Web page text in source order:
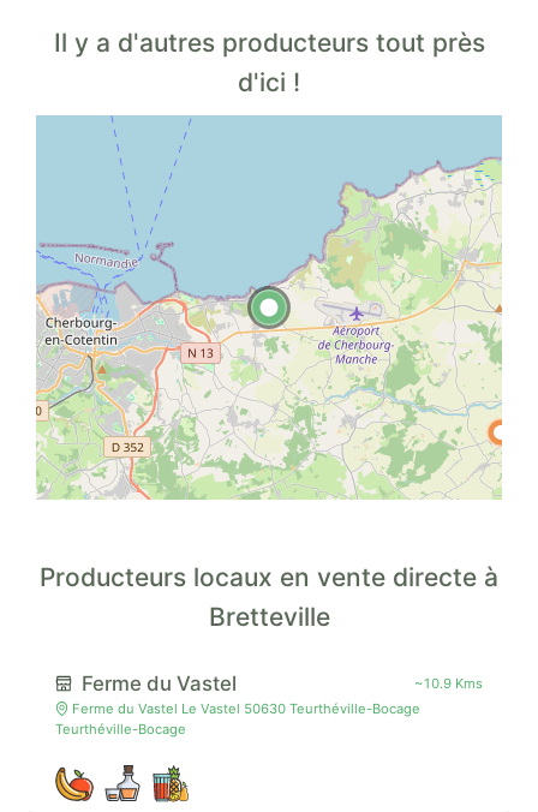
Il y a d'autres producteurs tout près
d'ici !
Producteurs locaux en vente directe à
Bretteville
Ferme du Vastel
~10.9 Kms
Ferme du Vastel Le Vastel 50630 Teurthéville-Bocage
Teurthéville-Bocage